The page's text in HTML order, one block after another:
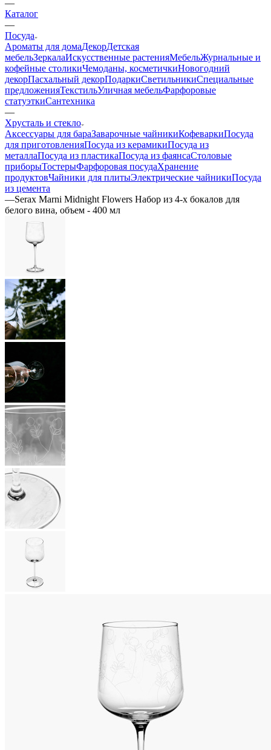
—
Каталог
—
Посуда
Ароматы для домаДекорДетская
мебельЗеркалаИскусственные растенияМебельЖурнальные и
кофейные столикиЧемоданы, косметичкиНовогодний
декорПасхальный декорПодаркиСветильникиСпециальные
предложенияТекстильУличная мебельФарфоровые
статуэткиСантехника
—
Хрусталь и стекло
Аксессуары для бараЗаварочные чайникиКофеваркиПосуда
для приготовленияПосуда из керамикиПосуда из
металлаПосуда из пластикаПосуда из фаянсаСтоловые
приборыТостерыФарфоровая посудаХранение
продуктовЧайники для плитыЭлектрические чайникиПосуда
из цемента
—Serax Marni Midnight Flowers Набор из 4-х бокалов для
белого вина, объем - 400 мл